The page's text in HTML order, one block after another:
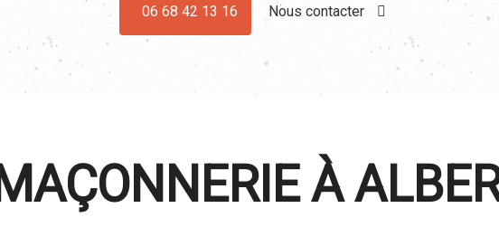
06 68 42 13 16 Nous contacter
MAÇONNERIE À